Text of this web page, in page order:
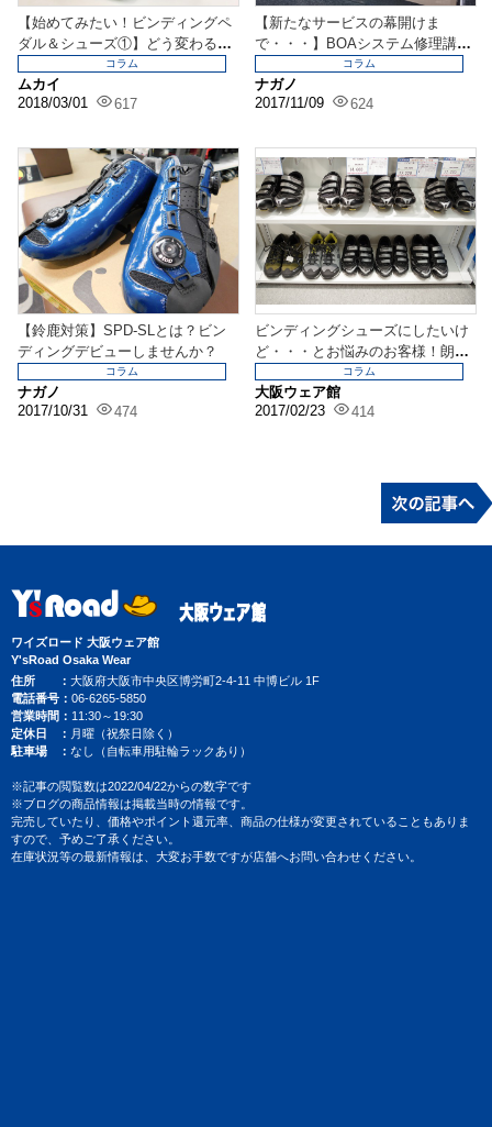
【始めてみたい！ビンディングペ
ダル＆シューズ①】どう変わる
の？なにを買えばいいの...
ムカイ
2018/03/01
617
コラム
【新たなサービスの幕開けま
で・・・】BOAシステム修理講習
ナガノ
2017/11/09
624
コラム
【鈴鹿対策】SPD-SLとは？ビン
ディングデビューしませんか？
ナガノ
2017/10/31
474
コラム
ビンディングシューズにしたいけ
ど・・・とお悩みのお客様！朗報
大阪ウェア館
2017/02/23
414
コラム
ワイズロード 大阪ウェア館
Y'sRoad Osaka Wear
住所
大阪府大阪市中央区博労町2-4-11 中博ビル 1F
電話番号
06-6265-5850
営業時間
11:30～19:30
定休日
月曜（祝祭日除く）
駐車場
なし（自転車用駐輪ラックあり）
※記事の閲覧数は2022/04/22からの数字です
※ブログの商品情報は掲載当時の情報です。
完売していたり、価格やポイント還元率、商品の仕様が変更されていることもありま
すので、予めご了承ください。
在庫状況等の最新情報は、大変お手数ですが店舗へお問い合わせください。